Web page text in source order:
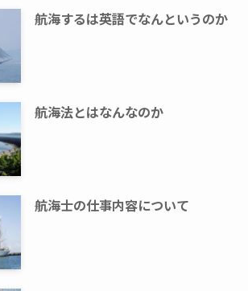
航海するは英語でなんというのか
航海法とはなんなのか
航海士の仕事内容について